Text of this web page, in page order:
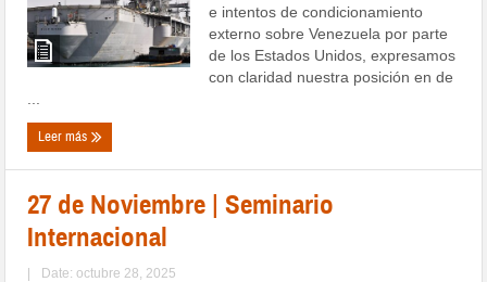
e intentos de condicionamiento
externo sobre Venezuela por parte
de los Estados Unidos, expresamos
con claridad nuestra posición en de
Leer más
27 de Noviembre | Seminario
Internacional
| Date: octubre 28, 2025